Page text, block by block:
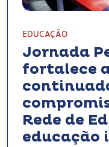
EDUCAÇÃO
Jornada
fortalece
Rede de
educação